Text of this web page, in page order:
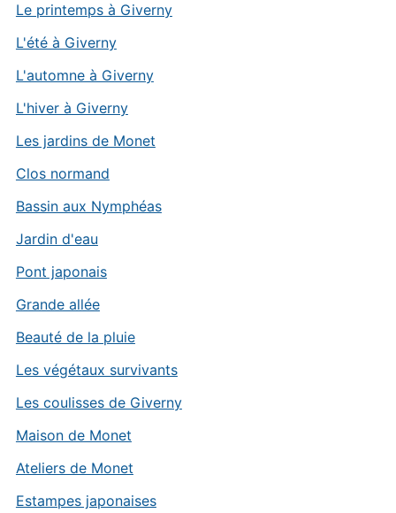
Le printemps à Giverny
L'été à Giverny
L'automne à Giverny
L'hiver à Giverny
Les jardins de Monet
Clos normand
Bassin aux Nymphéas
Jardin d'eau
Pont japonais
Grande allée
Beauté de la pluie
Les végétaux survivants
Les coulisses de Giverny
Maison de Monet
Ateliers de Monet
Estampes japonaises